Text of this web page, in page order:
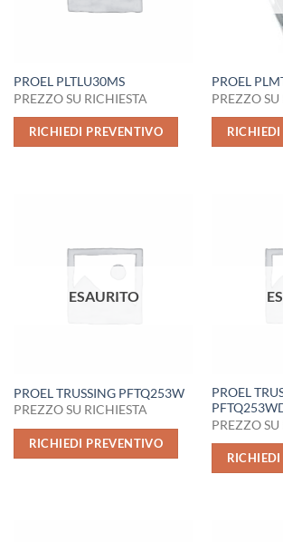
PROEL PLTLU30MS
PREZZO SU RICHIESTA
RICHIEDI PREVENTIVO
PROEL
PREZZO SU
ESAURITO
PROEL TRUSSING PFTQ253W
PREZZO SU RICHIESTA
RICHIEDI PREVENTIVO
PROEL
PREZZO SU